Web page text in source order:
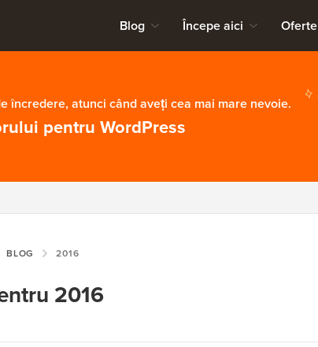
Blog Începe aici Oferte
încredere, atunci când aveți cea mai mare nevoie.
pentru WordPress
BLOG 2016
2016